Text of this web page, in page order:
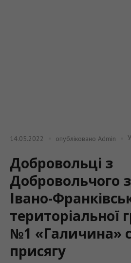
14.05.2022 опубліковано Admin У
Добровольці з
Добровольчого
Івано-
територіальної
№1 «Галичина»
присягу